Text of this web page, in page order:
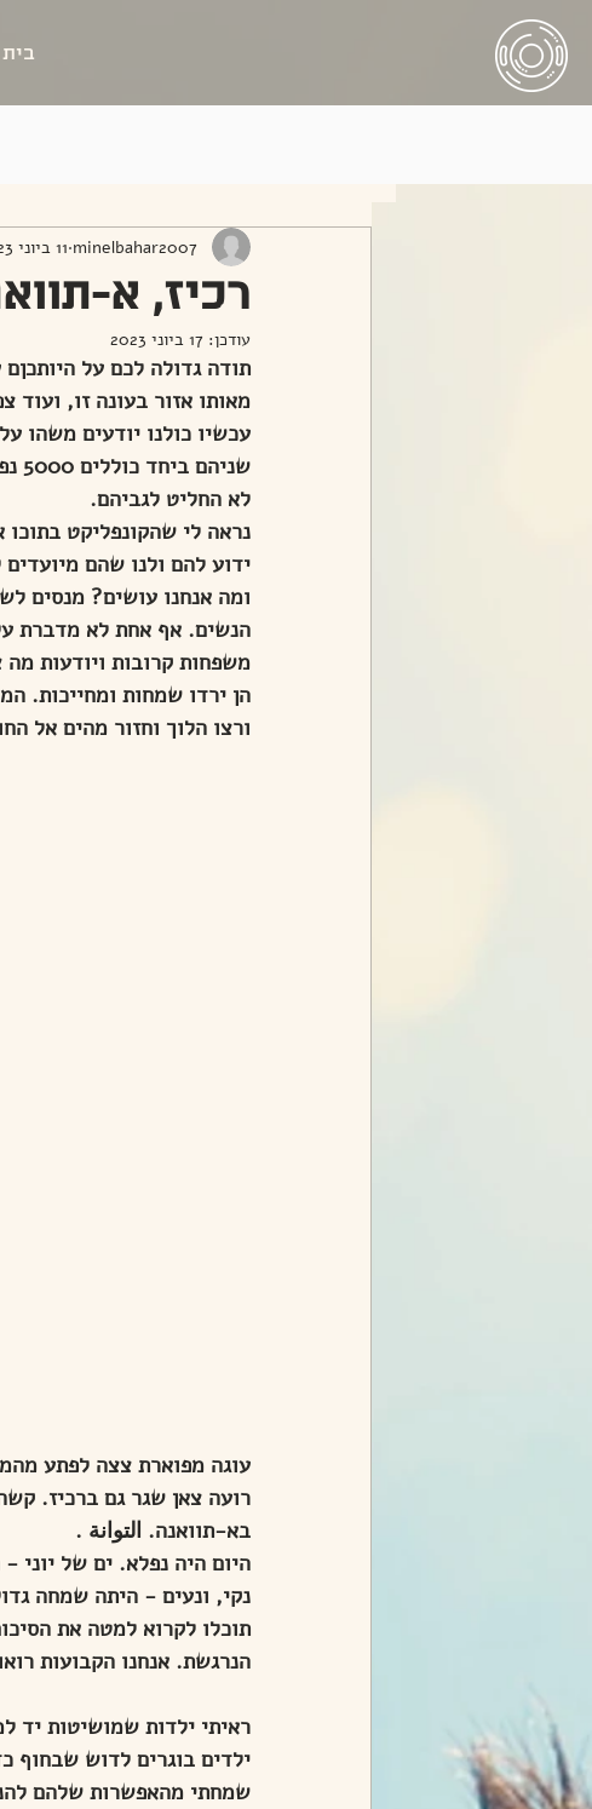
בית
רכיז, א-
minelbahar2007 11 ביוני 2023
עודכן: 17 ביוני 2023
תודה גדולה לכם על
מאותו אזור בעונה זו, ועוד צפויות 3 נוספות.
לא החליט לגביהם.
נראה לי שהקונפליקט
ידוע להם ולנו שהם
ומה אנחנו עושים? מנסים
הנשים. אף אחת לא מדברת
משפחות קרובות ויודעות מה
הן ירדו שמחות ומחייכות.
ורצו הלוך וחזור מהים אל
עוגה מפוארת צצה לפתע
רועה צאן שגר גם ברכיז.
בא-תוואנה. التوانة .
היום היה נפלא. ים של יוני
נקי, ונעים - היתה שמחה
תוכלו לקרוא למטה את
הנרגשת. אנחנו הקבועות
ראיתי ילדות שמושיטות יד
ילדים בוגרים לדוש
שמחתי מהאפשרות שלהם